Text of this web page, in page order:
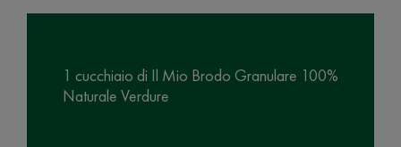
1 cucchiaio di Il Mio Brodo Granulare 100%
Naturale Verdure